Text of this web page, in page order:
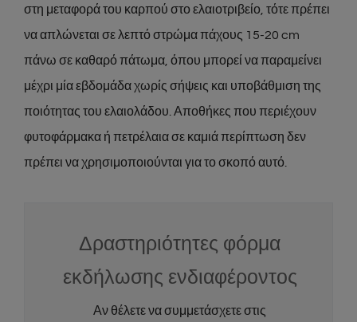
στη μεταφορά του καρπού στο ελαιοτριβείο, τότε πρέπει
να απλώνεται σε λεπτό στρώμα πάχους 15-20 cm
πάνω σε καθαρό πάτωμα, όπου μπορεί να παραμείνει
μέχρι μία εβδομάδα χωρίς σήψεις και υποβάθμιση της
ποιότητας του ελαιολάδου. Αποθήκες που περιέχουν
φυτοφάρμακα ή πετρέλαια σε καμιά περίπτωση δεν
πρέπει να χρησιμοποιούνται για το σκοπό αυτό.
Δραστηριότητες φόρμα
εκδήλωσης ενδιαφέροντος
Αν θέλετε να συμμετάσχετε στις